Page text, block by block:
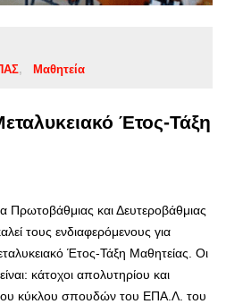
Μαθητεία
Έτος-Τάξη
Πρωτοβάθμιας και Δευτεροβάθμιας
τους ενδιαφερόμενους για
Έτος-Τάξη Μαθητείας. Οι
κάτοχοι απολυτηρίου και
κύκλου σπουδών του ΕΠΑ.Λ. του